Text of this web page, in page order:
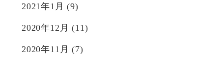
2021年1月 (9)
2020年12月 (11)
2020年11月 (7)